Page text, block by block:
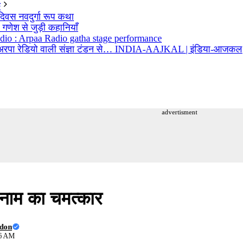
नवदुर्गा रूप कथा
गणेश से जुड़ी कहानियाँ
: Arpaa Radio gatha stage performance
रेडियो वाली संज्ञा टंडन से… INDIA-AAJKAL | इंडिया-आजकल
advertisment
का चमत्कार
AM